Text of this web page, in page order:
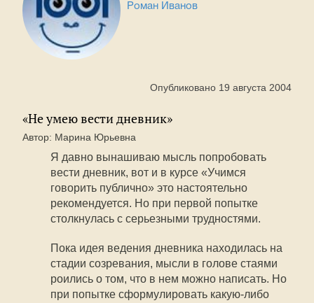
Роман Иванов
Опубликовано 19 августа 2004
«Не умею вести дневник»
Автор: Марина Юрьевна
Я давно вынашиваю мысль попробовать
вести дневник, вот и в курсе «Учимся
говорить публично» это настоятельно
рекомендуется. Но при первой попытке
столкнулась с серьезными трудностями.
Пока идея ведения дневника находилась на
стадии созревания, мысли в голове стаями
роились о том, что в нем можно написать. Но
при попытке сформулировать какую-либо